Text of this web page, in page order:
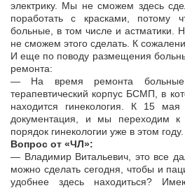
электрику. Мы не сможем здесь
поработать с красками, потому
больные, в том числе и астматики.
не сможем этого сделать. К
И еще по поводу размещения
ремонта:
— На время ремонта больные
терапевтический корпус БСМП, в
находится гинекология. К 15 мая
документация, и мы переходим к
порядок гинекологии уже в этом году.
Вопрос от «ЧЛ»:
— Владимир Витальевич, это все
можно сделать сегодня, чтобы и
удобнее здесь находиться?